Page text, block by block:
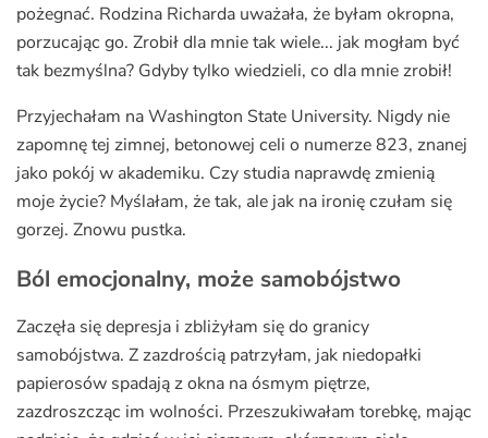
pożegnać. Rodzina Richarda uważała, że byłam okropna,
porzucając go. Zrobił dla mnie tak wiele... jak mogłam być
tak bezmyślna? Gdyby tylko wiedzieli, co dla mnie zrobił!
Przyjechałam na Washington State University. Nigdy nie
zapomnę tej zimnej, betonowej celi o numerze 823, znanej
jako pokój w akademiku. Czy studia naprawdę zmienią
moje życie? Myślałam, że tak, ale jak na ironię czułam się
gorzej. Znowu pustka.
Ból emocjonalny, może samobójstwo
Zaczęła się depresja i zbliżyłam się do granicy
samobójstwa. Z zazdrością patrzyłam, jak niedopałki
papierosów spadają z okna na ósmym piętrze,
zazdroszcząc im wolności. Przeszukiwałam torebkę, mając